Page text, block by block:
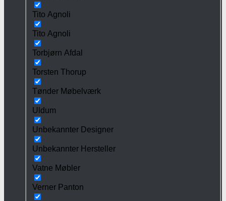
Tito Agnoli
Tito Agnoli
Torbjørn Afdal
Torsten Thorup
Tønder Møbelværk
Uldum
Unbekannter Designer
Unbekannter Hersteller
Vatne Møbler
Verner Panton